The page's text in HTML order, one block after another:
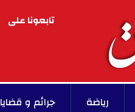
تابعونا على
رياضة جرائم و قضايا